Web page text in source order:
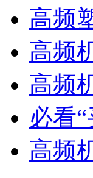
高频
高频
高频
必看
高频